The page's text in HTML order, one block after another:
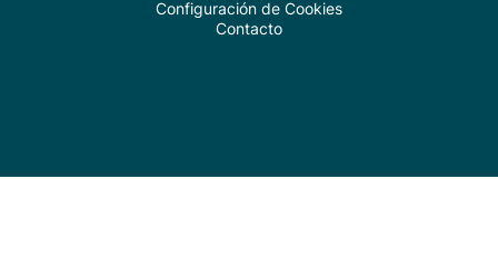
Configuración de Cookies
Contacto